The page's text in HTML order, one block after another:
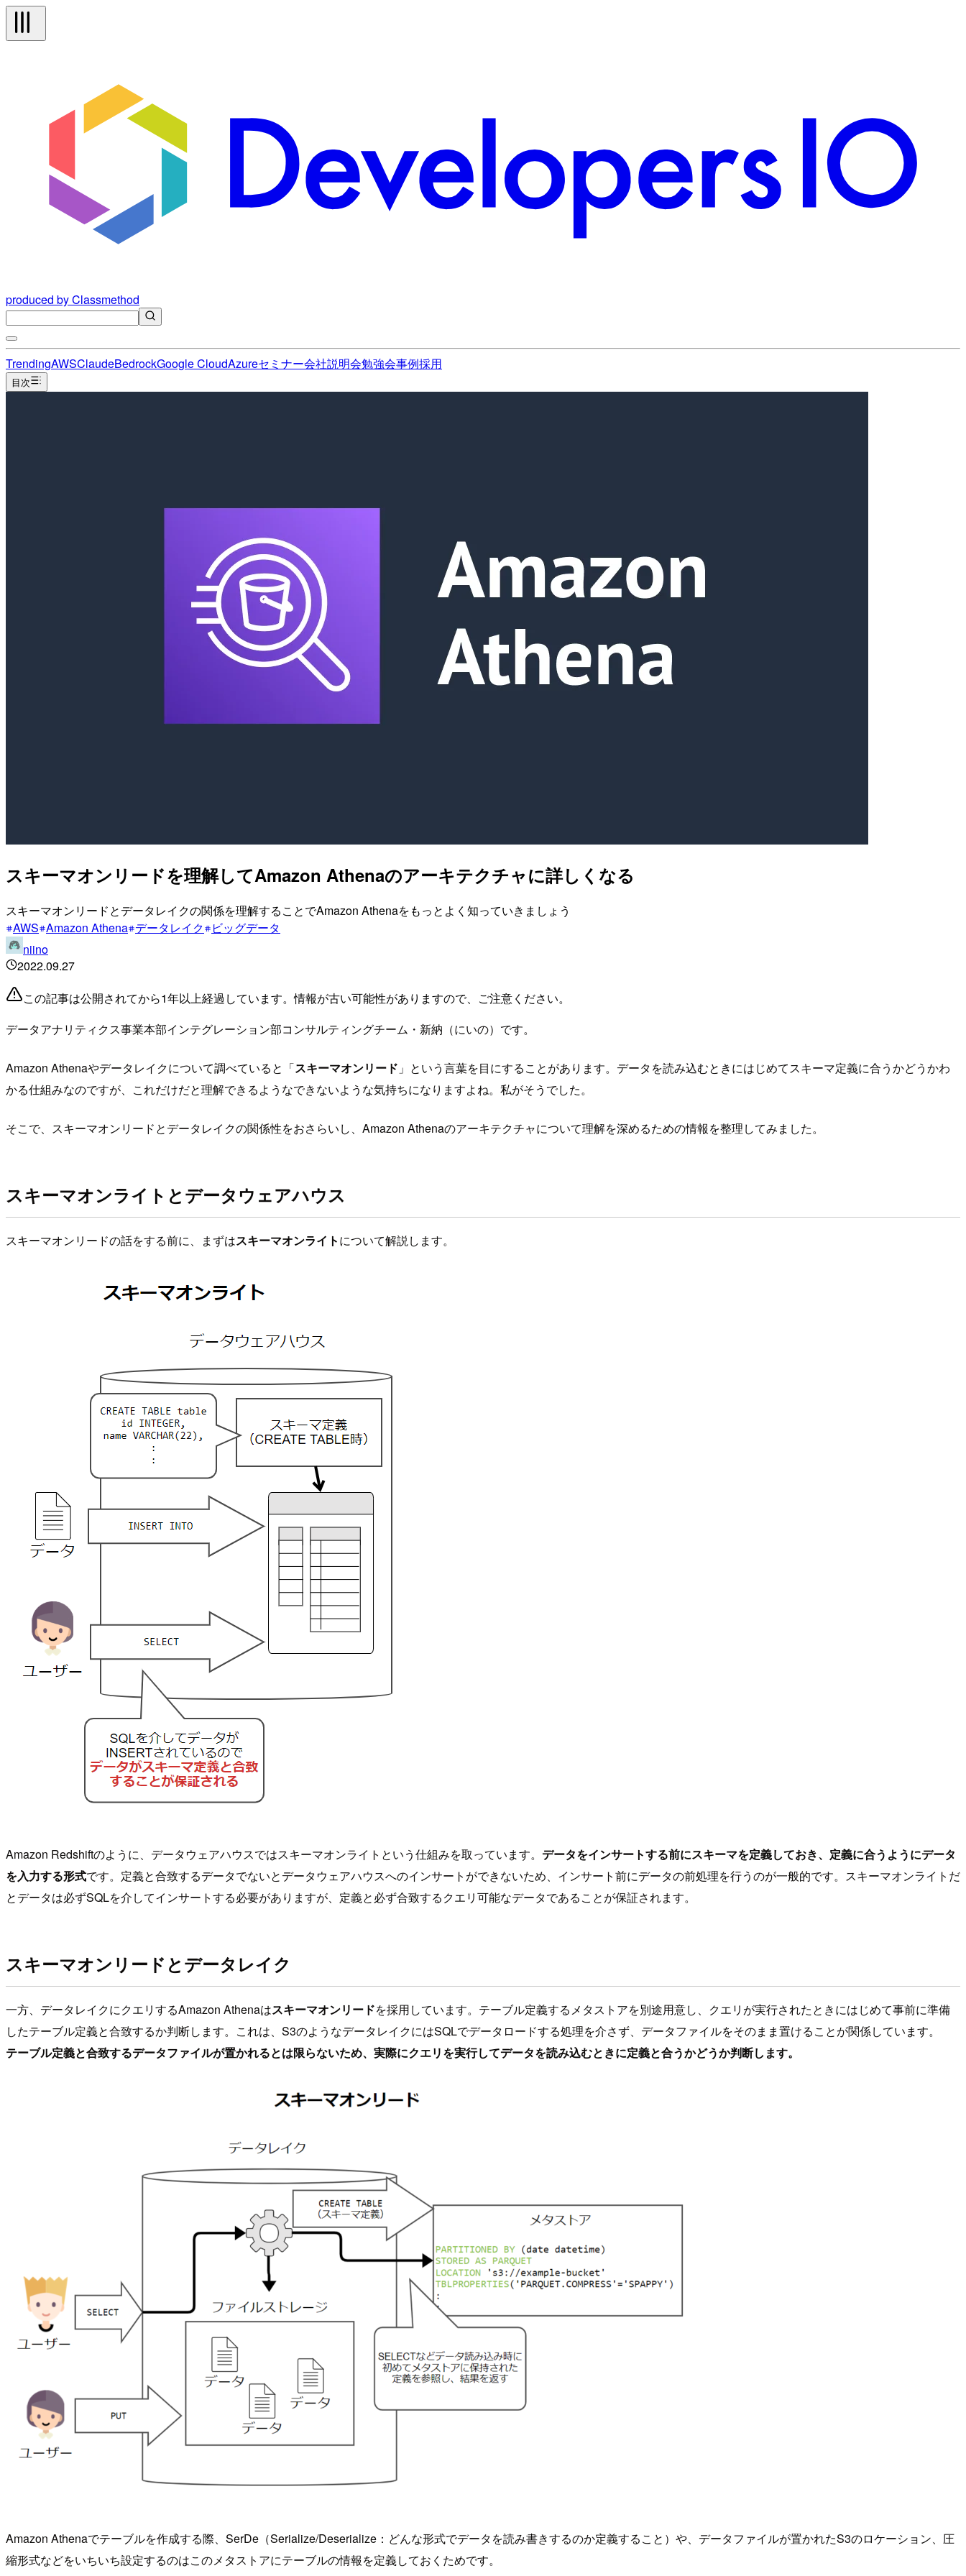
produced by Classmethod
TrendingAWSClaudeBedrockGoogle CloudAzureセミナー会社説明会勉強会事例採用
目次
スキーマオンリードを理解してAmazon Athenaのアーキテクチャに詳しくなる
スキーマオンリードとデータレイクの関係を理解することでAmazon Athenaをもっとよく知っていきましょう
AWS Amazon Athena データレイク
ビッグデータ
niino
2022.09.27
この記事は公開されてから1年以上経過しています。情報が古い可能性がありますので、ご注意ください。
データアナリティクス事業本部インテグレーション部コンサルティングチーム・新納（にいの）です。
Amazon Athenaやデータレイクについて調べていると「スキーマオンリード 」という言葉を目にすることがあります。データを読み込むときにはじめてスキーマ定義に合うかどうかわ
かる仕組みなのですが、これだけだと理解できるようなできないような気持ちになりますよね。私がそうでした。
そこで、スキーマオンリードとデータレイクの関係性をおさらいし、Amazon Athenaのアーキテクチャについて理解を深めるための情報を整理してみました。
スキーマオンライトとデータウェアハウス
スキーマオンリードの話をする前に、まずはスキーマオンライトについて解説します。
Amazon Redshiftのように、データウェアハウスではスキーマオンライトという仕組みを取っています。 データをインサートする前にスキーマを定義しておき、定義に合うようにデータ
を入力する形式です。定義と合致するデータでないとデータウェアハウスへのインサートができないため、インサート前にデータの前処理を行うのが一般的です。スキーマオンライトだ
とデータは必ずSQLを介してインサートする必要がありますが、定義と必ず合致するクエリ可能なデータであることが保証されます。
スキーマオンリードとデータレイク
一方、データレイクにクエリするAmazon Athenaはスキーマオンリードを採用しています。テーブル定義するメタストアを別途用意し、クエリが実行されたときにはじめて事前に準備
したテーブル定義と合致するか判断します。これは、S3のようなデータレイクにはSQLでデータロードする処理を介さず、データファイルをそのまま置けることが関係しています。
テーブル定義と合致するデータファイルが置かれるとは限らないため、実際にクエリを実行してデータを読み込むときに定義と合うかどうか判断します。
Amazon Athenaでテーブルを作成する際、SerDe（Serialize/Deserialize：どんな形式でデータを読み書きするのか定義すること）や、データファイルが置かれたS3のロケーション、圧
縮形式などをいちいち設定するのはこのメタストアにテーブルの情報を定義しておくためです。